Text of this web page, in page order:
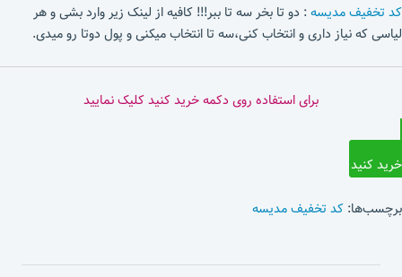
کد تخفیف مدیسه: دو تا بخر سه تا ببر!!! کافیه از لینک زیر وارد بشی و هر
لیاسی که نیاز داری و انتخاب کنی،سه تا انتخاب میکنی و پول دوتا رو میدی.
برای استفاده روی دکمه خرید کنید کلیک نمایید
خرید کنید
برچسب‌ها: کد تخفیف مدیسه